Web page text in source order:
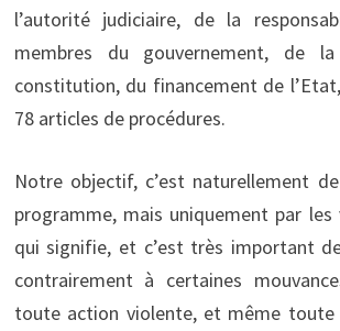
l’autorité judiciaire, de la
membres du gouvernement, de
constitution, du financement de
78 articles de procédures.
Notre objectif, c’est naturellement
programme, mais uniquement par les
qui signifie, et c’est très important
contrairement à certaines
toute action violente, et même toute